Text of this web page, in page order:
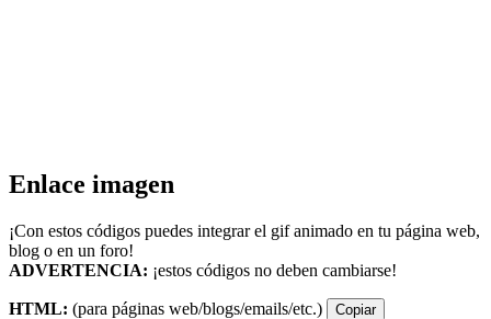
Enlace imagen
¡Con estos códigos puedes integrar el gif animado en tu página web,
blog o en un foro!
ADVERTENCIA: ¡estos códigos no deben cambiarse!
HTML: (para páginas web/blogs/emails/etc.) Copiar